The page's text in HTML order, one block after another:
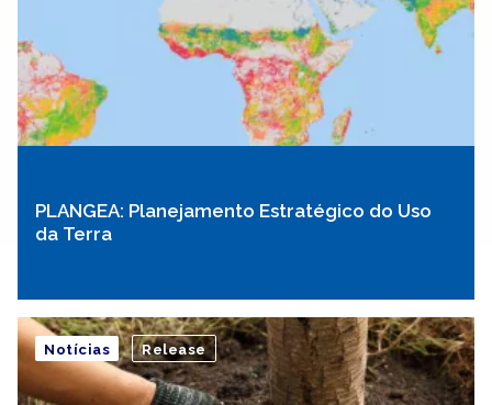
PLANGEA: Planejamento Estratégico do Uso
da Terra
Notícias Release